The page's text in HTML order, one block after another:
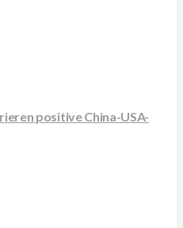
positive China-USA-